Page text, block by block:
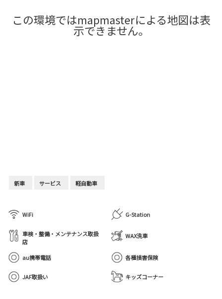
新車 サービス 軽自動車
WiFi G-Station
車検・整備・メンテナンス取扱
店
WAX洗車
au携帯電話 各種損害保険
JAF取扱い キッズコーナー
この環境ではmapmasterによる地図は表
示できません。